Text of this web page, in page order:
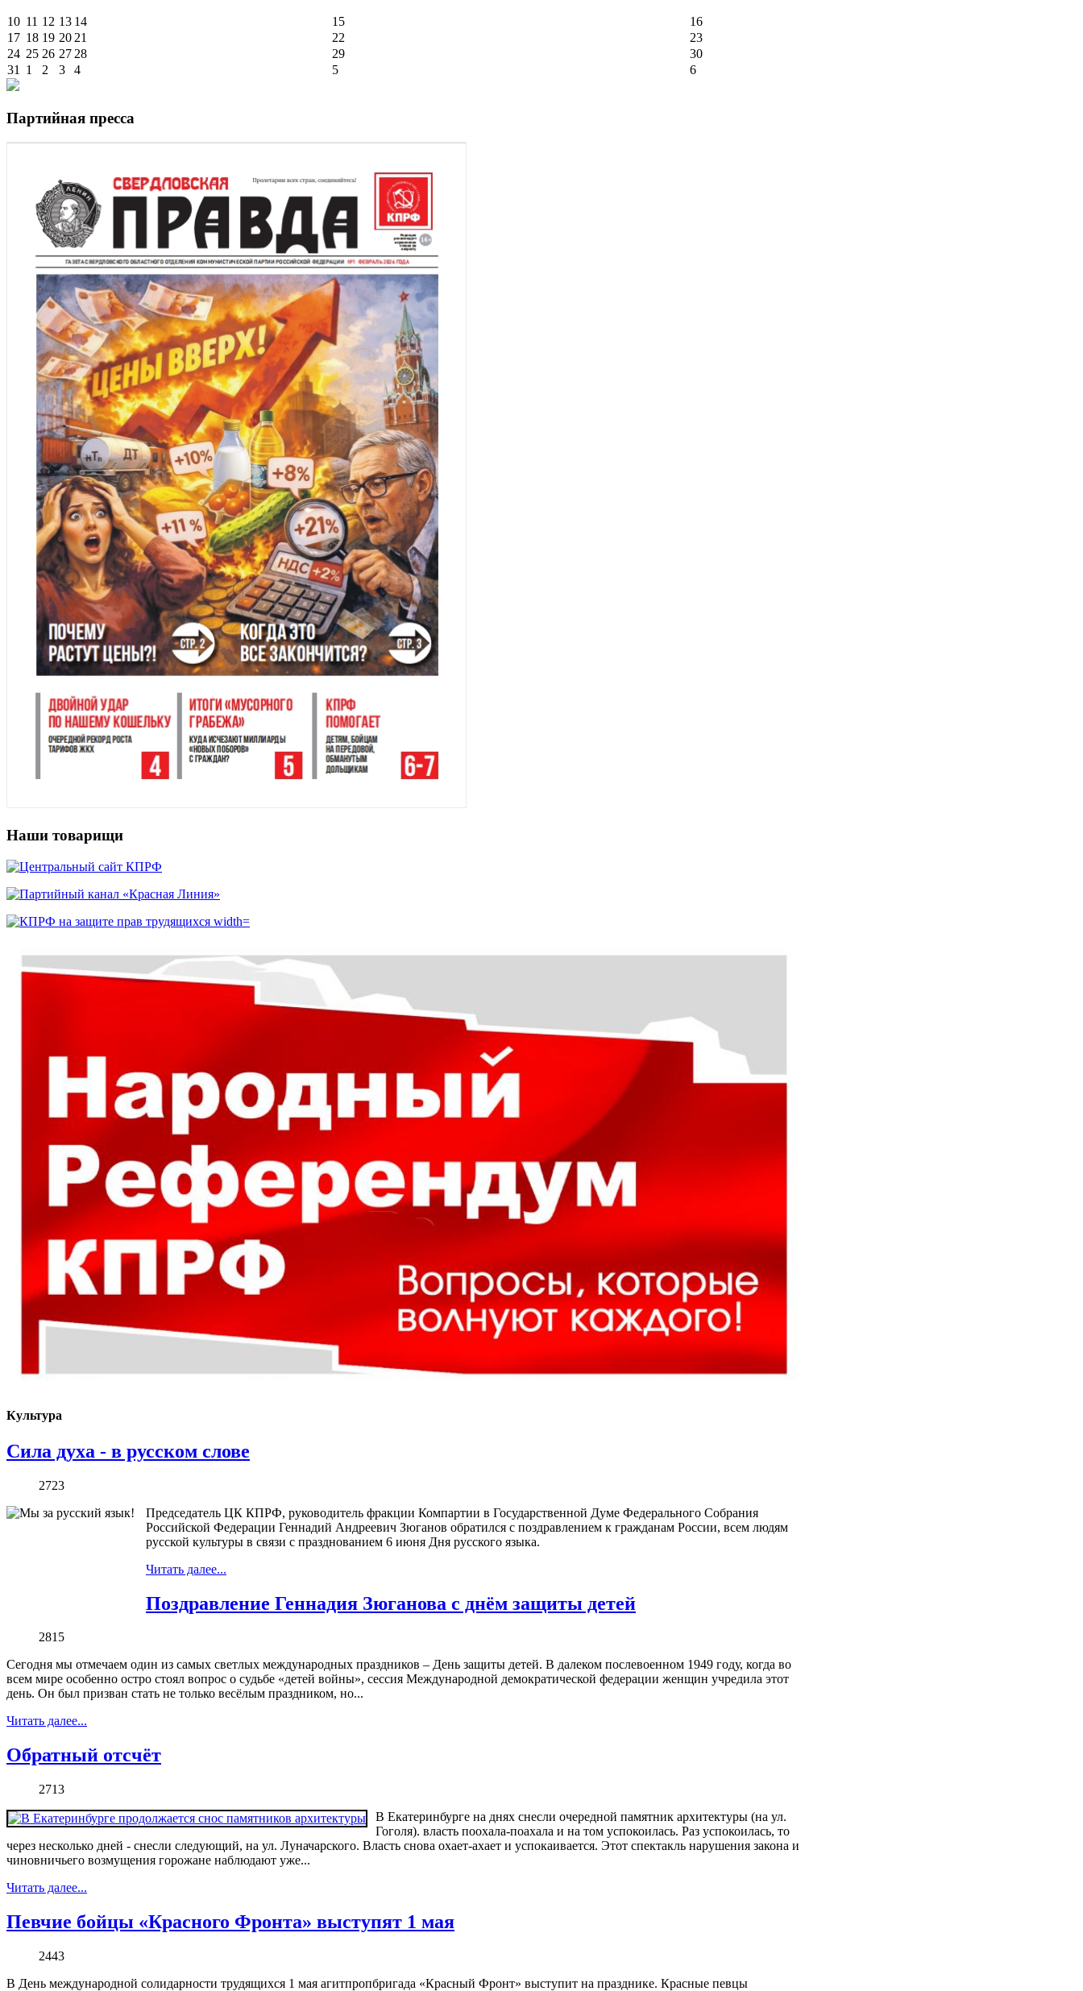
10 11 12 13 14 15
16
17 18 19 20 21 22
23
24 25 26 27 28 29
30
31
1 2 3 4 5 6
Партийная пресса
Наши товарищи
Культура
Сила духа - в русском слове
2723
Председатель ЦК КПРФ, руководитель фракции Компартии в Государственной Думе Федерального Собрания
Российской Федерации Геннадий Андреевич Зюганов обратился с поздравлением к гражданам России, всем людям
русской культуры в связи с празднованием 6 июня Дня русского языка.
Читать далее...
Поздравление Геннадия Зюганова с днём защиты детей
2815
Сегодня мы отмечаем один из самых светлых международных праздников – День защиты детей. В далеком послевоенном 1949 году, когда во
всем мире особенно остро стоял вопрос о судьбе «детей войны», сессия Международной демократической федерации женщин учредила этот
день. Он был призван стать не только весёлым праздником, но...
Читать далее...
Обратный отсчёт
2713
В Екатеринбурге на днях снесли очередной памятник архитектуры (на ул.
Гоголя). власть поохала-поахала и на том успокоилась. Раз успокоилась, то
через несколько дней - снесли следующий, на ул. Луначарского. Власть снова охает-ахает и успокаивается. Этот спектакль нарушения закона и
чиновничьего возмущения горожане наблюдают уже...
Читать далее...
Певчие бойцы «Красного Фронта» выступят 1 мая
2443
В День международной солидарности трудящихся 1 мая агитпропбригада «Красный Фронт» выступит на празднике. Красные певцы